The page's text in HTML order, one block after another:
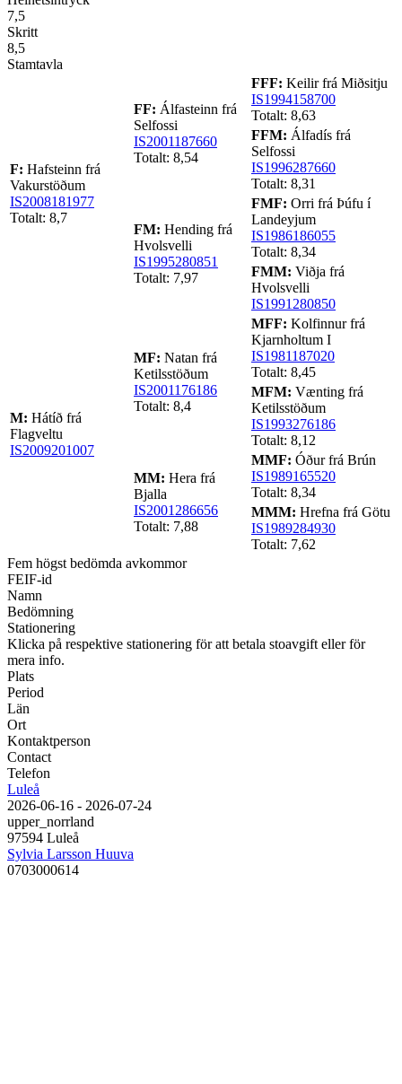
7,5
Skritt
8,5
Stamtavla
F: Hafsteinn frá
Vakurstöðum
IS2008181977
Totalt: 8,7
FF: Álfasteinn frá
Selfossi
IS2001187660
Totalt: 8,54
FFF: Keilir frá Miðsitju
IS1994158700
Totalt: 8,63
FFM: Álfadís frá
Selfossi
IS1996287660
Totalt: 8,31
FM: Hending frá
Hvolsvelli
IS1995280851
Totalt: 7,97
FMF: Orri frá Þúfu í
Landeyjum
IS1986186055
Totalt: 8,34
FMM: Viðja frá
Hvolsvelli
IS1991280850
M: Hátíð frá
Flagveltu
IS2009201007
MF: Natan frá
Ketilsstöðum
IS2001176186
Totalt: 8,4
MFF: Kolfinnur frá
Kjarnholtum I
IS1981187020
Totalt: 8,45
MFM: Vænting frá
Ketilsstöðum
IS1993276186
Totalt: 8,12
MM: Hera frá
Bjalla
IS2001286656
Totalt: 7,88
MMF: Óður frá Brún
IS1989165520
Totalt: 8,34
MMM: Hrefna frá Götu
IS1989284930
Totalt: 7,62
Fem högst bedömda avkommor
FEIF-id
Namn
Bedömning
Stationering
Klicka på respektive stationering för att betala stoavgift eller för
mera info.
Plats
Period
Län
Ort
Kontaktperson
Contact
Telefon
Luleå
2026-06-16 - 2026-07-24
upper_norrland
97594 Luleå
Sylvia Larsson Huuva
0703000614